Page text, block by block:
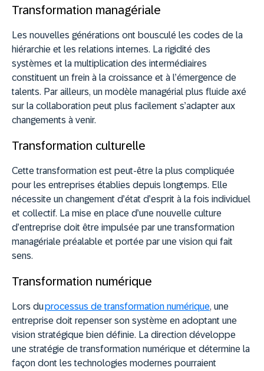
Transformation managériale
Les nouvelles générations ont bousculé les codes de la
hiérarchie et les relations internes. La rigidité des
systèmes et la multiplication des intermédiaires
constituent un frein à la croissance et à l’émergence de
talents. Par ailleurs, un modèle managérial plus fluide axé
sur la collaboration peut plus facilement s’adapter aux
changements à venir.
Transformation culturelle
Cette transformation est peut-être la plus compliquée
pour les entreprises établies depuis longtemps. Elle
nécessite un changement d’état d’esprit à la fois individuel
et collectif. La mise en place d’une nouvelle culture
d’entreprise doit être impulsée par une transformation
managériale préalable et portée par une vision qui fait
sens.
Transformation numérique
Lors duprocessus de transformation numérique, une
entreprise doit repenser son système en adoptant une
vision stratégique bien définie. La direction développe
une stratégie de transformation numérique et détermine la
façon dont les technologies modernes pourraient